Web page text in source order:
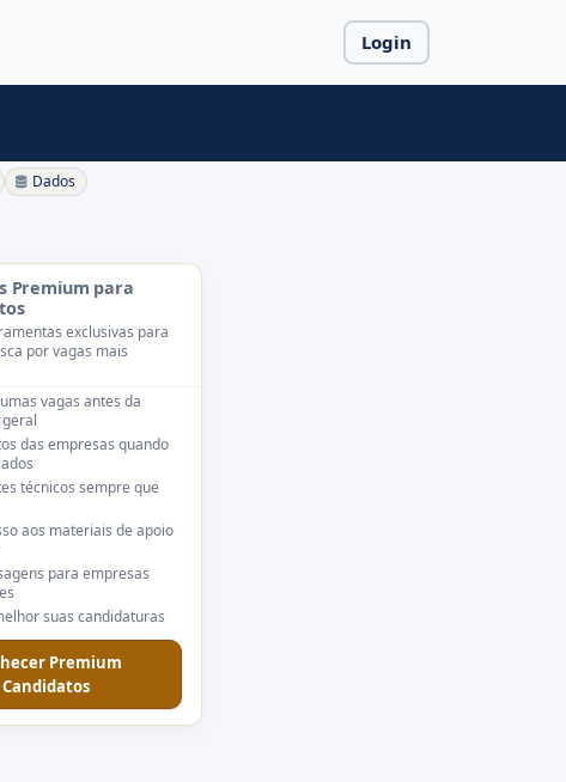
Login
Dados
Premium para
exclusivas para
por vagas mais
vagas antes da
das empresas quando
técnicos sempre que
aos materiais de apoio
para empresas
suas candidaturas
Premium
Candidatos